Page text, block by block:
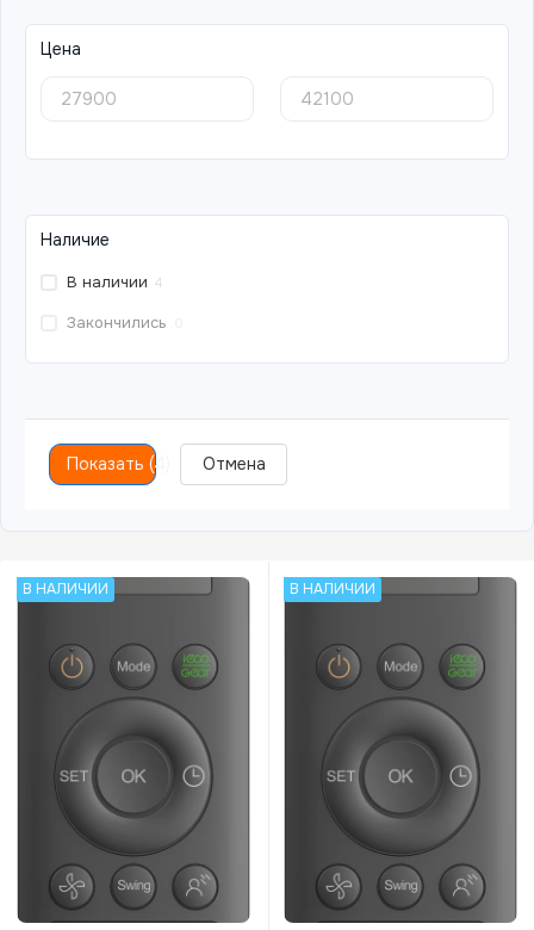
Цена
Наличие
В наличии 4
Закончились
Показать (4 Отмена
В НАЛИЧИИ В НАЛИЧИИ